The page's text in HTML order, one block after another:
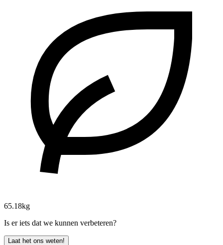
65.18kg
Is er iets dat we kunnen verbeteren?
Laat het ons weten!